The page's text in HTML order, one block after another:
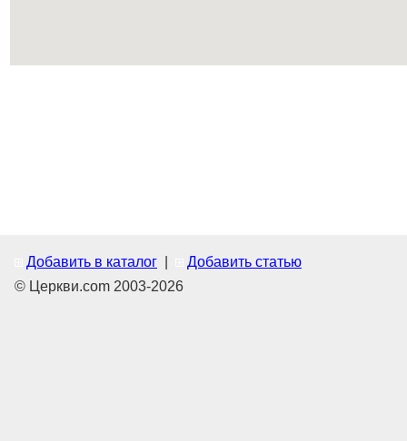
Добавить в каталог
Добавить статью
© Церкви.com 2003-2026